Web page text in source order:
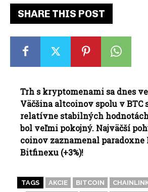
SHARE THIS POST
Trh s kryptomenami sa dnes
Väčšina altcoinov spolu v BTC
relatívne stabilných
bol veľmi pokojný. Najväčší
coinov zaznamenal paradoxne
Bitfinexu (+3%)!
TAGS AKCIE BITCOIN